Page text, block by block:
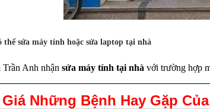
thể sửa máy tính hoặc sửa laptop tại nhà
Anh nhận sửa máy tính tại nhà với trường hợp
Những Bệnh Hay Gặp